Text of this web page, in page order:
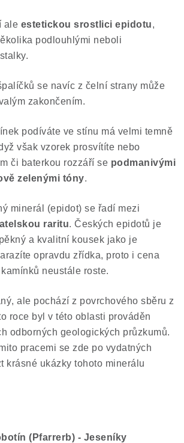
ale estetickou srostlici epidotu,
podlouhlými neboli
se navíc z čelní strany může
zakončením.
podíváte ve stínu má velmi temně
však vzorek prosvítíte nebo
či baterkou rozzáří se podmanivými
zelenými tóny.
minerál (epidot) se řadí mezi
raritu. Českých epidotů je
a kvalitní kousek jako je
opravdu zřídka, proto i cena
neustále roste.
ale pochází z povrchového sběru z
roce byl v této oblasti prováděn
odborných geologických průzkumů.
pracemi se zde po vydatných
krásné ukázky tohoto minerálu
(Pfarrerb) - Jeseníky